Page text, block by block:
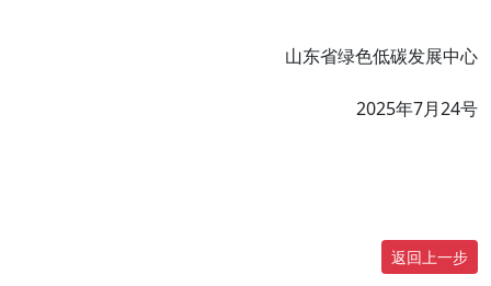
山东省绿色低碳发展中心
2025年7月24号
返回上一步